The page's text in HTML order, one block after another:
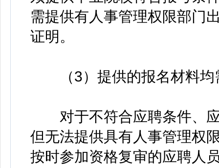
需提供有人事管理权限部门
证明。
（3）提供的报名材料均
对于不符合应聘条件、应
但无法提供具有人事管理权
按时参加资格复审的应聘人